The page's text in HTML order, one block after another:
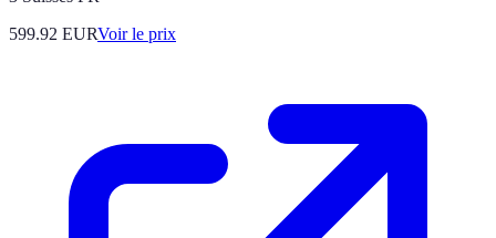
599.92 EURVoir le prix